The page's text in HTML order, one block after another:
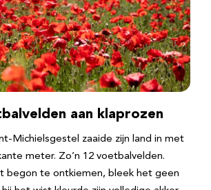
aan klaprozen
Michielsgestel zaaide zijn land in met
meter. Zo’n 12 voetbalvelden.
begon te ontkiemen, bleek het geen